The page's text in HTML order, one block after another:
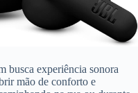
busca experiência sonora
mão de conforto e